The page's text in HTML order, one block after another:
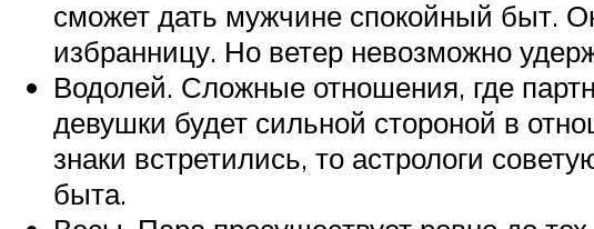
сможет дать мужчине спокойный быт.
избранницу. Но ветер невозможно
Водолей. Сложные отношения, где
девушки будет сильной стороной в
знаки встретились, то астрологи
быта.